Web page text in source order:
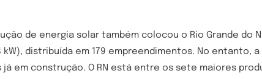
de energia solar também colocou o Rio Grande do
kW), distribuída em 179 empreendimentos. No entanto,
já em construção. O RN está entre os sete maiores